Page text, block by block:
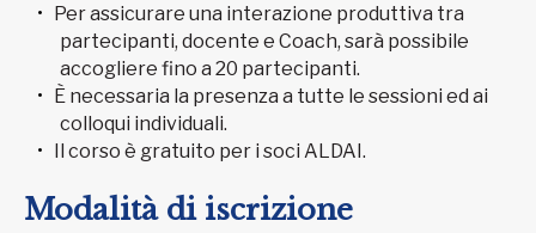
Per assicurare una interazione produttiva tra
partecipanti, docente e Coach, sarà possibile
accogliere fino a 20 partecipanti.
È necessaria la presenza a tutte le sessioni ed ai
colloqui individuali.
Il corso è gratuito per i soci ALDAI.
Modalità di iscrizione